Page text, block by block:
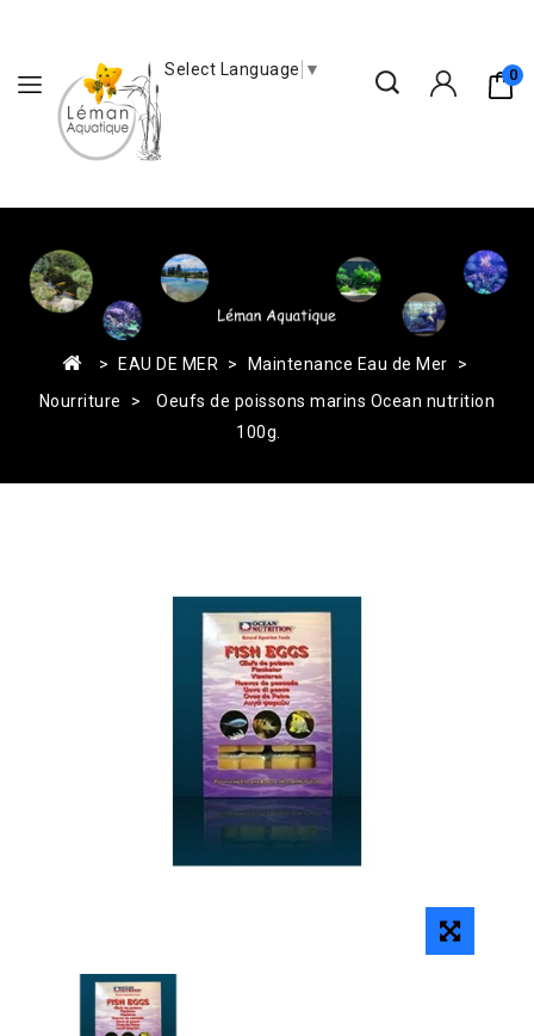
0
Select Language ▼
EAU DE MER
Maintenance Eau de Mer
Nourriture
Oeufs de poissons marins Ocean nutrition
100g.